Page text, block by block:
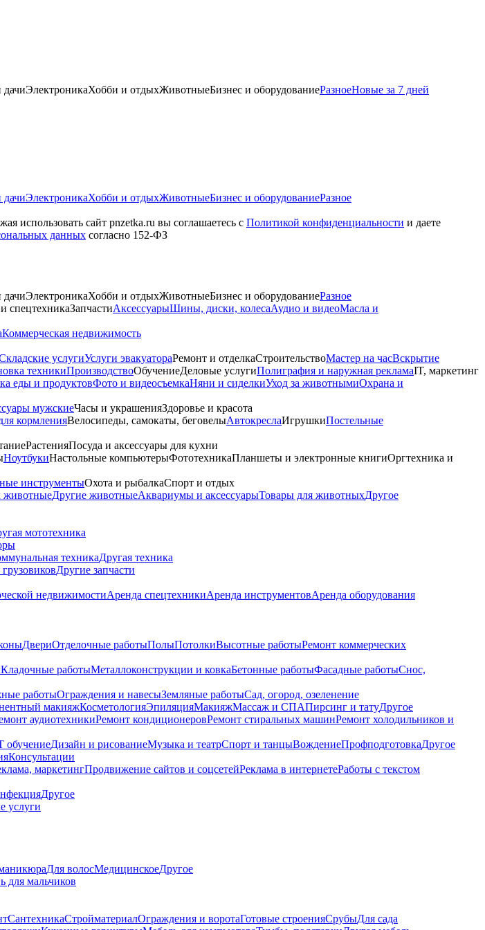
дачиЭлектроникаХобби и отдыхЖивотныеБизнес и оборудованиеРазноеНовые за 7 дней
дачиЭлектроникаХобби и отдыхЖивотныеБизнес и оборудованиеРазное
использовать сайт pnzetka.ru вы соглашаетесь с Политикой конфиденциальности и даете
данных согласно 152-ФЗ
дачиЭлектроникаХобби и отдыхЖивотныеБизнес и оборудованиеРазное
спецтехникаЗапчастиАксессуарыШины, диски, колесаАудио и видеоМасла и
Коммерческая недвижимость
услугиУслуги эвакуатораРемонт и отделкаСтроительствоМастер на часВскрытие
техникиПроизводствоОбучениеДеловые услугиПолиграфия и наружная рекламаIT, маркетинг
еды и продуктовФото и видеосъемкаНяни и сиделкиУход за животнымиОхрана и
мужскиеЧасы и украшенияЗдоровье и красота
кормленияВелосипеды, самокаты, беговелыАвтокреслаИгрушкиПостельные
РастенияПосуда и аксессуары для кухни
НоутбукиНастольные компьютерыФототехникаПланшеты и электронные книгиОргтехника и
инструментыОхота и рыбалкаСпорт и отдых
животныеДругие животныеАквариумы и аксессуарыТовары для животныхДругое
мототехника
техникаДругая техника
Другие запчасти
недвижимостиАренда спецтехникиАренда инструментовАренда оборудования
ДвериОтделочные работыПолыПотолкиВысотные работыРемонт коммерческих
Кладочные работыМеталлоконструкции и ковкаБетонные работыФасадные работыСнос,
работыОграждения и навесыЗемляные работыСад, огород, озеленение
макияжКосметологияЭпиляцияМакияжМассаж и СПАПирсинг и татуДругое
аудиотехникиРемонт кондиционеровРемонт стиральных машинРемонт холодильников и
обучениеДизайн и рисованиеМузыка и театрСпорт и танцыВождениеПрофподготовкаДругое
Консультации
маркетингПродвижение сайтов и соцсетейРеклама в интернетеРаботы с текстом
Другое
услуги
Для волосМедицинскоеДругое
для мальчиков
СантехникаСтройматериалОграждения и воротаГотовые строенияСрубыДля сада